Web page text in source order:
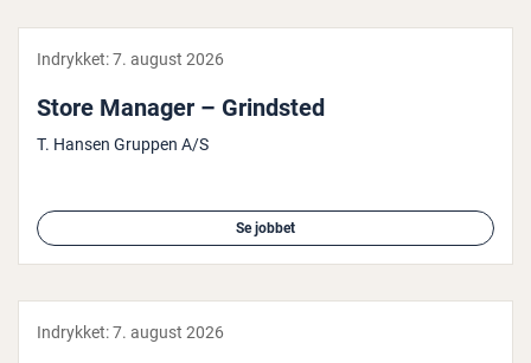
Indrykket:7. august 2026
Store Manager – Grindsted
T. Hansen Gruppen A/S
Se jobbet
Indrykket:7. august 2026